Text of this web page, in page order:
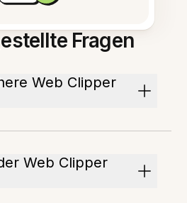
Fragen
Web Clipper
Web Clipper